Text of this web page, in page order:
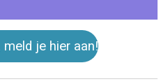
je hier aan!